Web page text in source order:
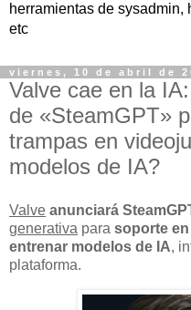
herramientas de sysadmin,
etc
viernes, 10 de abril de
Valve cae en la
de «SteamGPT»
trampas en
modelos de IA?
Valve anunciará
generativa para soporte
entrenar modelos de IA,
plataforma.